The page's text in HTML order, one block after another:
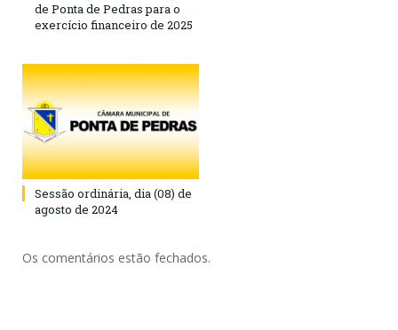
de Ponta de Pedras para o
exercício financeiro de 2025
Sessão ordinária, dia (08) de
agosto de 2024
Os comentários estão fechados.